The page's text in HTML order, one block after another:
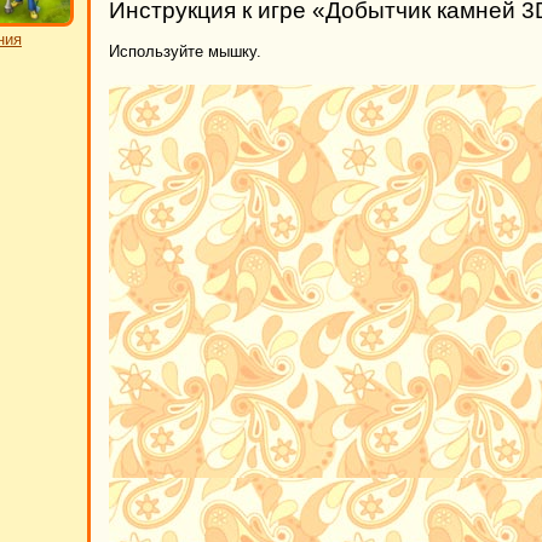
Инструкция к игре «Добытчик камней
Используйте мышку.